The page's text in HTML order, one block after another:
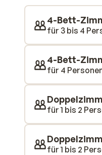
Zentrum.
4-Bett-
für 3 bis 4
4-Bett-
für 4
für 1 bis 2
für 1 bis 2